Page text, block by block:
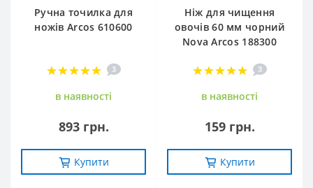
Ручна точилка для
ножів Arcos 610600
3
в наявностi
893 грн.
Купити
Ніж для чищення
овочів 60 мм чорний
Nova Arcos 188300
3
в наявностi
159 грн.
Купити